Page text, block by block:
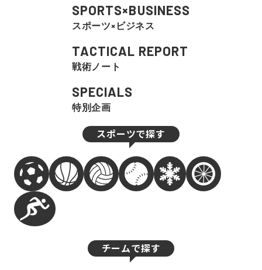
SPORTS×BUSINESS
スポーツ×ビジネス
TACTICAL REPORT
戦術ノート
SPECIALS
特別企画
スポーツで探す
チームで探す